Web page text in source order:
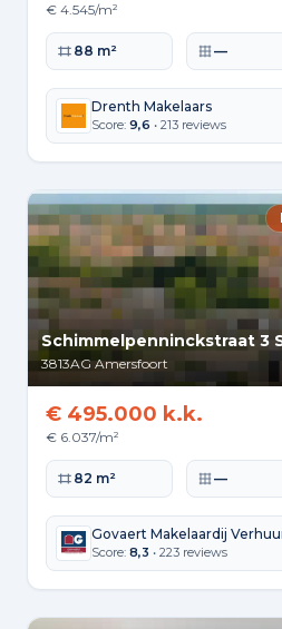
€ 4.545/m²
Woonoppervlakte
88 m² —
Drenth Makelaars
Score: 9,6 • 213 reviews
Schimmelpenninckstraat 3
3813AG Amersfoort
€ 495.000 k.k.
€ 6.037/m²
Woonoppervlakte
82 m² —
Govaert Makelaardij
Score: 8,3 • 223 reviews